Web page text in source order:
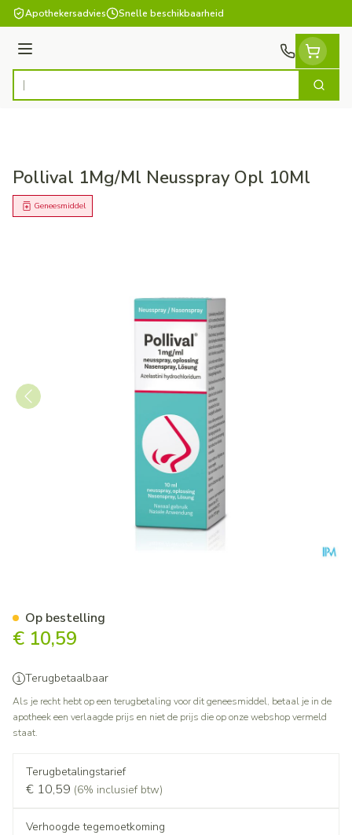
Ga naar de inhoud
Apothekersadvies Snelle beschikbaarheid
Menu
Product, merk, categorie... Zoek
Pollival 1Mg/Ml Neusspray Opl 10Ml
Geneesmiddel
€ 10,59
Terugbetaalbaar
Als je recht hebt op een terugbetaling voor dit geneesmiddel, betaal je in de
apotheek een verlaagde prijs en niet de prijs die op onze webshop vermeld
staat.
Terugbetalingstarief
€ 10,59 (6% inclusief btw)
Verhoogde tegemoetkoming
Op bestelling